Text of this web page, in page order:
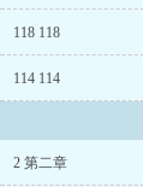
118 118
114 114
2 第二章